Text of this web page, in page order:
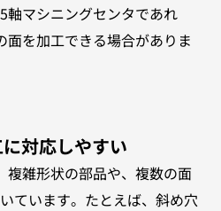
軸マシニングセンタであれ
面を加工できる場合がありま
対応しやすい
複雑形状の部品や、複数の面
ています。たとえば、斜め穴